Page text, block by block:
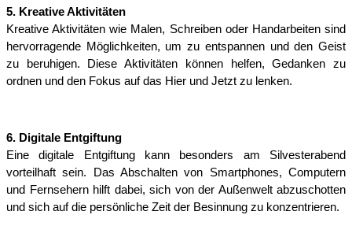
5. Kreative Aktivitäten
Kreative Aktivitäten wie Malen, Schreiben oder Handarbeiten sind
hervorragende Möglichkeiten, um zu entspannen und den Geist
zu beruhigen. Diese Aktivitäten können helfen, Gedanken zu
ordnen und den Fokus auf das Hier und Jetzt zu lenken.
6. Digitale Entgiftung
Eine digitale Entgiftung kann besonders am Silvesterabend
vorteilhaft sein. Das Abschalten von Smartphones, Computern
und Fernsehern hilft dabei, sich von der Außenwelt abzuschotten
und sich auf die persönliche Zeit der Besinnung zu konzentrieren.